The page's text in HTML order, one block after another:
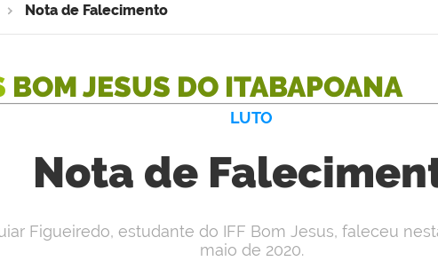
Nota de Falecimento
BOM JESUS DO ITABAPOANA
LUTO
Nota de
Figueiredo, estudante do IFF Bom Jesus, faleceu
maio de 2020.